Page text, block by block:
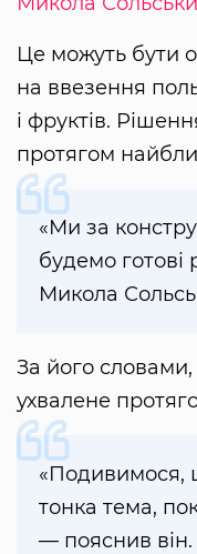
Це можуть бути
на ввезення
і фруктів.
протягом
«Ми за
будемо готові
Микола
За його
ухвалене
«Подивимося,
тонка тема,
— пояснив він.